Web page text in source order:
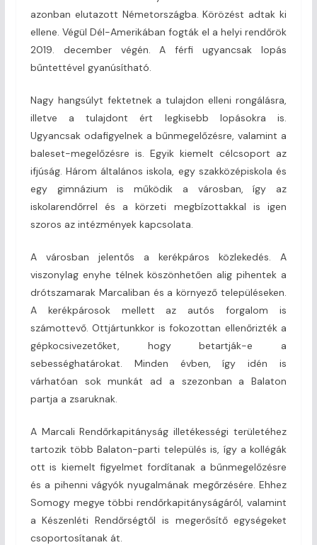
azonban elutazott Németországba. Körözést adtak ki
ellene. Végül Dél-Amerikában fogták el a helyi rendőrök
2019. december végén. A férfi ugyancsak lopás
bűntettével gyanúsítható.
Nagy hangsúlyt fektetnek a tulajdon elleni rongálásra,
illetve a tulajdont ért legkisebb lopásokra is.
Ugyancsak odafigyelnek a bűnmegelőzésre, valamint a
baleset-megelőzésre is. Egyik kiemelt célcsoport az
ifjúság. Három általános iskola, egy szakközépiskola és
egy gimnázium is működik a városban, így az
iskolarendőrrel és a körzeti megbízottakkal is igen
szoros az intézmények kapcsolata.
A városban jelentős a kerékpáros közlekedés. A
viszonylag enyhe télnek köszönhetően alig pihentek a
drótszamarak Marcaliban és a környező településeken.
A kerékpárosok mellett az autós forgalom is
számottevő. Ottjártunkkor is fokozottan ellenőrizték a
gépkocsivezetőket, hogy betartják-e a
sebességhatárokat. Minden évben, így idén is
várhatóan sok munkát ad a szezonban a Balaton
partja a zsaruknak.
A Marcali Rendőrkapitányság illetékességi területéhez
tartozik több Balaton-parti település is, így a kollégák
ott is kiemelt figyelmet fordítanak a bűnmegelőzésre
és a pihenni vágyók nyugalmának megőrzésére. Ehhez
Somogy megye többi rendőrkapitányságáról, valamint
a Készenléti Rend­őrségtől is megerősítő egységeket
csoportosítanak át.